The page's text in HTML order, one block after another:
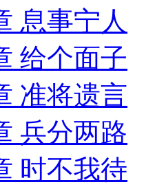
息事宁人
给个面子
准将遗言
兵分两路
时不我待